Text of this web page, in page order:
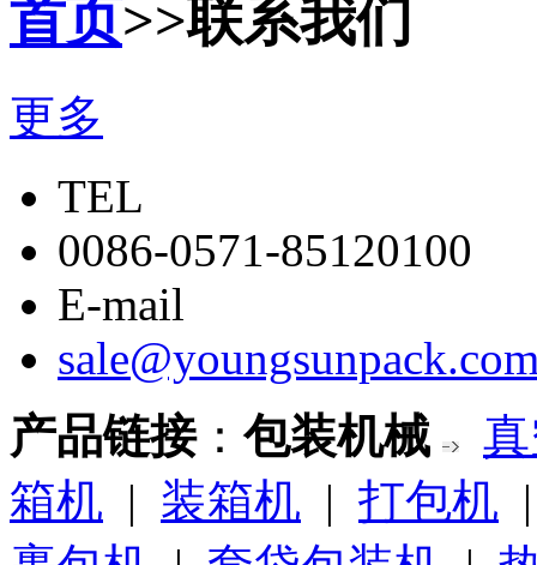
首页>>联系我们
更多
TEL
0086-0571-85120100
E-mail
产品链接：包装机械
箱机 | 装箱机 | 打包机